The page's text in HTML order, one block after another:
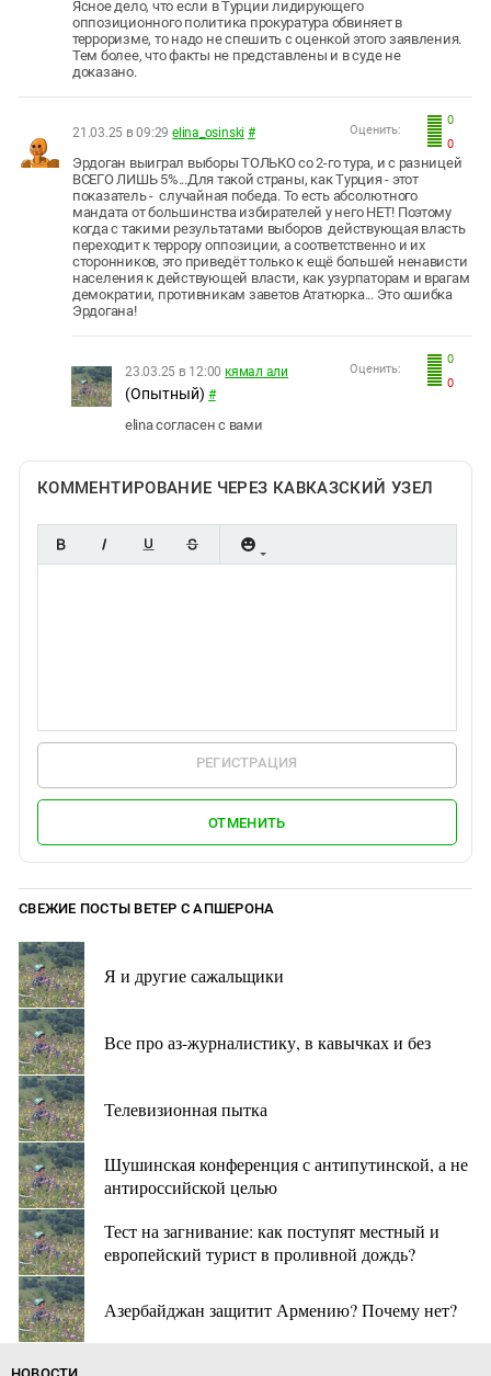
Ясное дело, что если в Турции лидирующего
оппозиционного политика прокуратура обвиняет в
терроризме, то надо не спешить с оценкой этого заявления.
Тем более, что факты не представлены и в суде не
доказано.
0
0
Оценить:
21.03.25 в 09:29 elina_osinski #
Эрдоган выиграл выборы ТОЛЬКО со 2-го тура, и с разницей
ВСЕГО ЛИШЬ 5%...Для такой страны, как Турция - этот
показатель - случайная победа. То есть абсолютного
мандата от большинства избирателей у него НЕТ! Поэтому
когда с такими результатами выборов действующая власть
переходит к террору оппозиции, а соответственно и их
сторонников, это приведёт только к ещё большей ненависти
населения к действующей власти, как узурпаторам и врагам
демократии, противникам заветов Ататюрка... Это ошибка
Эрдогана!
0
0
Оценить:
23.03.25 в 12:00 кямал али
(Опытный) #
elina согласен с вами
КОММЕНТИРОВАНИЕ ЧЕРЕЗ КАВКАЗСКИЙ УЗЕЛ
РЕГИСТРАЦИЯ
ОТМЕНИТЬ
СВЕЖИЕ ПОСТЫ ВЕТЕР С АПШЕРОНА
Я и другие сажальщики
Все про аз-журналистику, в кавычках и без
Телевизионная пытка
Шушинская конференция с антипутинской, а не
антироссийской целью
Тест на загнивание: как поступят местный и
европейский турист в проливной дождь?
Азербайджан защитит Армению? Почему нет?